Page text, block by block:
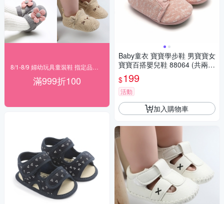
滿999折100
Baby童衣 寶寶學步鞋 男寶寶女
寶寶百搭嬰兒鞋 88064 (共兩
色)
$199
活動
加入購物車